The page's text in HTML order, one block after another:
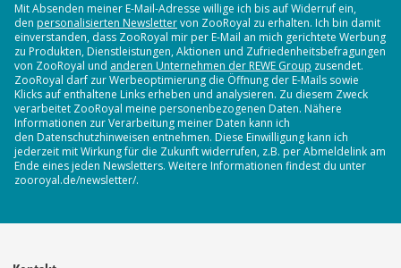
Mit Absenden meiner E-Mail-Adresse willige ich bis auf Widerruf ein,
den personalisierten Newslettervon ZooRoyal zu erhalten. Ich bin damit
einverstanden, dass ZooRoyal mir per E-Mail an mich gerichtete Werbung
zu Produkten, Dienstleistungen, Aktionen und Zufriedenheitsbefragungen
von ZooRoyal und anderen Unternehmen der REWE Group zusendet.
ZooRoyal darf zur Werbeoptimierung die Öffnung der E-Mails sowie
Klicks auf enthaltene Links erheben und analysieren. Zu diesem Zweck
verarbeitet ZooRoyal meine personenbezogenen Daten. Nähere
Informationen zur Verarbeitung meiner Daten kann ich
den Datenschutzhinweisen entnehmen. Diese Einwilligung kann ich
jederzeit mit Wirkung für die Zukunft widerrufen, z.B. per Abmeldelink am
Ende eines jeden Newsletters. Weitere Informationen findest du unter
zooroyal.de/newsletter/.